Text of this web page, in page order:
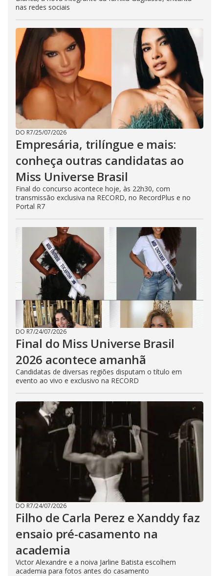
nas redes sociais
DO R7/25/07/2026
Empresária, trilíngue e mais:
conheça outras candidatas ao
Miss Universe Brasil
Final do concurso acontece hoje, às 22h30, com
transmissão exclusiva na RECORD, no RecordPlus e no
Portal R7
DO R7/24/07/2026
Final do Miss Universe Brasil
2026 acontece amanhã
Candidatas de diversas regiões disputam o título em
evento ao vivo e exclusivo na RECORD
DO R7/24/07/2026
Filho de Carla Perez e Xanddy faz
ensaio pré-casamento na
academia
Victor Alexandre e a noiva Jarline Batista escolhem
academia para fotos antes do casamento